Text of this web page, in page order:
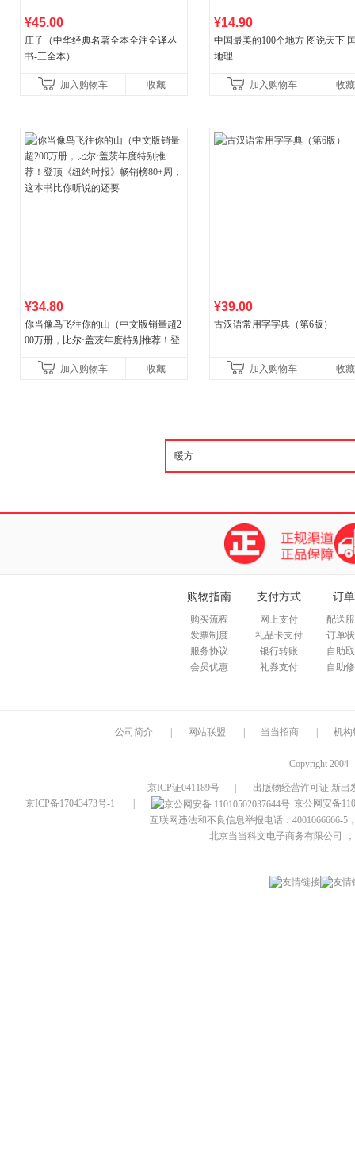
¥45.00
庄子（中华经典名著全本全注全译丛
书-三全本）
加入购物车 收藏
¥14.90
中国最美的100个地方 图说天下
地理
加入购物车 收藏
¥34.80
你当像鸟飞往你的山（中文版销量超2
00万册，比尔·盖茨年度特别推荐！登
比你听说的还要
加入购物车 收藏
¥39.00
古汉语常用字字典（第6版）
加入购物车 收藏
购物指南
购买流程
发票制度
服务协议
会员优惠
支付方式
网上支付
礼品卡支付
银行转账
礼券支付
订
配送
订单
自助
自助
公司简介 网站联盟 当当招商 机构
Copyright 2004
京ICP证041189号
出版物经营许可证 新出
京ICP备17043473号-1
京公网安备
互联网违法和不良信息举报电话：4001066666-5
北京当当科文电子商务有限公司